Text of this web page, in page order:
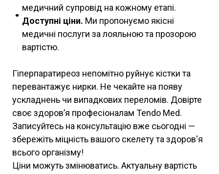
медичний супровід на кожному етапі.
Доступні ціни. Ми пропонуємо якісні
медичні послуги за лояльною та прозорою
вартістю.
Гіперпаратиреоз непомітно руйнує кістки та
перевантажує нирки. Не чекайте на появу
ускладнень чи випадкових переломів. Довірте
своє здоров’я професіоналам Tendo Med.
Записуйтесь на консультацію вже сьогодні —
збережіть міцність вашого скелету та здоров'я
всього організму!
Ціни можуть змінюватись. Актуальну вартість